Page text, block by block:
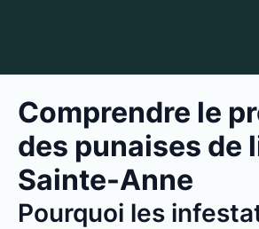
Comprendre le
des punaises de
Sainte-Anne
Pourquoi les